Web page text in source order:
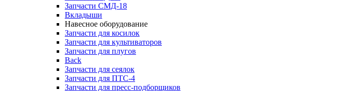
Запчасти СМД-18
Вкладыши
Навесное оборудование
Запчасти для косилок
Запчасти для культиваторов
Запчасти для плугов
Back
Запчасти для сеялок
Запчасти для ПТС-4
Запчасти для пресс-подборщиков